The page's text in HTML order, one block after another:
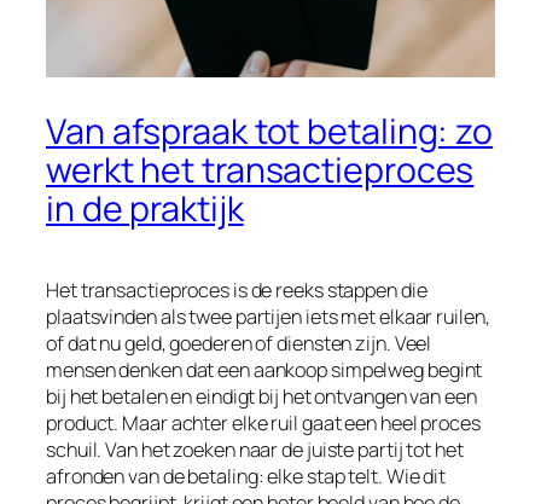
Van afspraak tot betaling: zo
werkt het transactieproces
in de praktijk
Het transactieproces is de reeks stappen die
plaatsvinden als twee partijen iets met elkaar ruilen,
of dat nu geld, goederen of diensten zijn. Veel
mensen denken dat een aankoop simpelweg begint
bij het betalen en eindigt bij het ontvangen van een
product. Maar achter elke ruil gaat een heel proces
schuil. Van het zoeken naar de juiste partij tot het
afronden van de betaling: elke stap telt. Wie dit